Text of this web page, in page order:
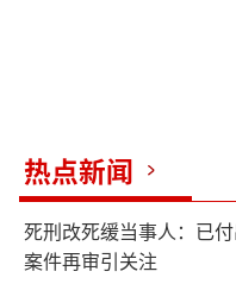
热点新闻
死刑改死缓当事人：已付
案件再审引关注